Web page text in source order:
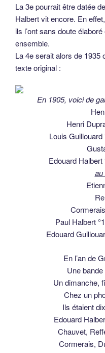
La 3e pourrait être datée
Halbert vit encore. En
ils l’ont sans doute
ensemble.
La 4e serait alors de
texte original :
En 1905, voici de
Henri
Louis Guillouard
Edouard Halbert
au
Paul Halbert
Edouard
En l’an de
Une
Un dimanche,
Chez un
Ils étaient
Edouard
Chauvet,
Cormerais,